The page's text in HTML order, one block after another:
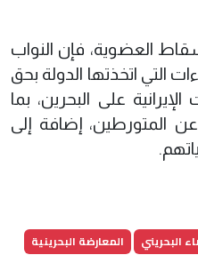
العضوية، فإن النواب
التي اتخذتها الدولة بحق
على البحرين، بما
المتورطين، إضافة إلى
البحريني المعارضة البحرينية